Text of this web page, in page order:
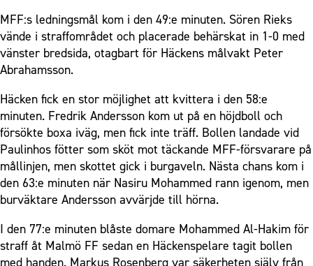
Fonder
Personuppgiftspolicy
MFF:s ledningsmål kom i den 49:e minuten. Sören Rieks
vände i straffområdet och placerade behärskat in 1-0 med
vänster bredsida, otagbart för Häckens målvakt Peter
Abrahamsson.
Häcken fick en stor möjlighet att kvittera i den 58:e
minuten. Fredrik Andersson kom ut på en höjdboll och
försökte boxa iväg, men fick inte träff. Bollen landade vid
Paulinhos fötter som sköt mot täckande MFF-försvarare på
mållinjen, men skottet gick i burgaveln. Nästa chans kom i
den 63:e minuten när Nasiru Mohammed rann igenom, men
burväktare Andersson avvärjde till hörna.
I den 77:e minuten blåste domare Mohammed Al-Hakim för
straff åt Malmö FF sedan en Häckenspelare tagit bollen